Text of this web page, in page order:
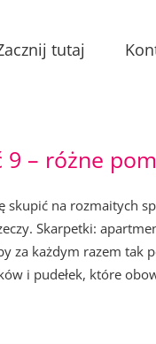
tutaj
9 – różne
skupić na rozmaitych
Skarpetki:
za każdym razem tak
i pudełek, które